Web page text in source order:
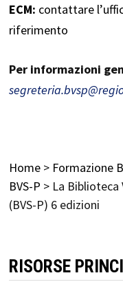
ECM: contattare
riferimento
Per informazioni
Home > Formazione
BVS-P > La
(BVS-P) 6 edizioni
RISORSE